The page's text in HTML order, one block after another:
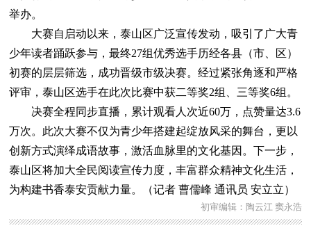
举办。
大赛自启动以来，泰山区广泛宣传发动，吸引了广大青
少年读者踊跃参与，最终27组优秀选手历经各县（市、区）
初赛的层层筛选，成功晋级市级决赛。经过紧张角逐和严格
评审，泰山区选手在此次比赛中获二等奖2组、三等奖6组。
决赛全程同步直播，累计观看人次近60万，点赞量达3.6
万次。此次大赛不仅为青少年搭建起绽放风采的舞台，更以
创新方式演绎成语故事，激活血脉里的文化基因。下一步，
泰山区将加大全民阅读宣传力度，丰富群众精神文化生活，
为构建书香泰安贡献力量。（记者 曹儒峰 通讯员 安立立）
初审编辑：陶云江 窦永浩